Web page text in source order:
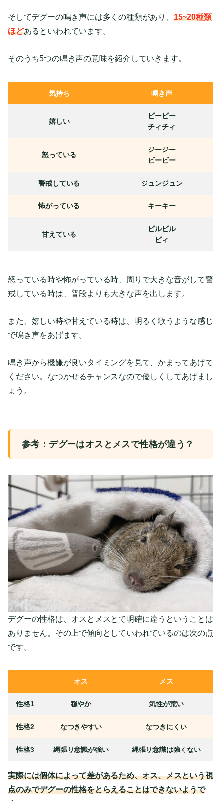
そしてデグーの鳴き声には多くの種類があり、 15~20種類
ほどあるといわれています。
そのうち5つの鳴き声の意味を紹介していきます。
気持ち 鳴き声
嬉しい
ピーピー
チィチィ
怒っている
ジージー
ビービー
警戒している ジュンジュン
怖がっている キーキー
甘えている
ピルピル
ピィ
怒っている時や怖がっている時、周りで大きな音がして警
戒している時は、普段よりも大きな声を出します。
また、嬉しい時や甘えている時は、明るく歌うような感じ
で鳴き声をあげます。
鳴き声から機嫌が良いタイミングを見て、かまってあげて
ください。なつかせるチャンスなので優しくしてあげまし
ょう。
参考：デグーはオスとメスで性格が違う？
デグーの性格は、オスとメスとで明確に違うということは
ありません。その上で傾向としていわれているのは次の点
です。
オス メス
性格1 穏やか 気性が荒い
性格2 なつきやすい なつきにくい
性格3 縄張り意識が強い 縄張り意識は強くない
実際には個体によって差があるため、オス、メスという視
点のみでデグーの性格をとらえることはできないようで